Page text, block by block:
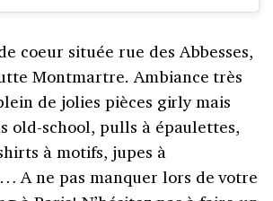
coeur située rue des Abbesses,
Montmartre. Ambiance très
de jolies pièces girly mais
old-school, pulls à épaulettes,
à motifs, jupes à
A ne pas manquer lors de votre